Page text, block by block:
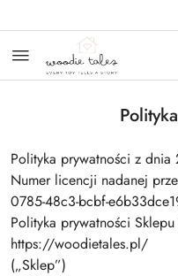
Polityka prywatności z
Numer licencji nadanej
0785-48c3-bcbf-
Polityka prywatności
https://woodietales.pl/
(„Sklep”)